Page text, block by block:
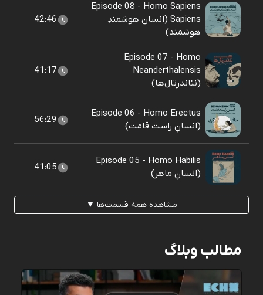
Episode 08 - Homo Sapiens
Sapiens (انسان هوشمندِ
هوشمند)
42:46
Episode 07 - Homo
Neanderthalensis
(نئاندرتال‌ها)
41:17
Episode 06 - Homo Erectus
(انسانِ راست قامت)
56:29
Episode 05 - Homo Habilis
(انسانِ ماهر)
41:05
مشاهده همه قسمت‌ها ▼
مطالب وبلاگ